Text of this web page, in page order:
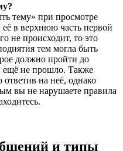
тему» при просмотре
в верхнюю часть первой
не происходит, то это
тем могла быть
должно пройти до
ещё не прошло. Также
на неё, однако
вы не нарушаете правила
и типы